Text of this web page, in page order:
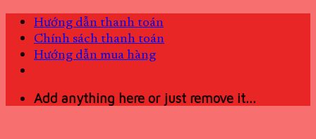
Skip
content
Hướng dẫn thanh toán
Chính sách thanh toán
Hướng dẫn mua hàng
Add anything here or just remove it...